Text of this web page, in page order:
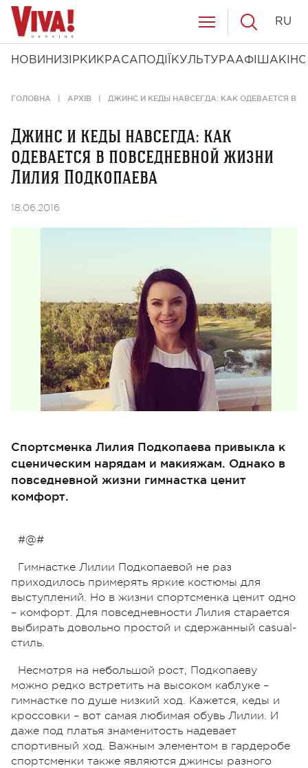
НОВИНИ ЗІРКИ КРАСА ПОДІЇ КУЛЬТУРААФІША КІНО
RU
ГОЛОВНА АРХІВ ДЖИНС И КЕДЫ НАВСЕГДА: КАК ОДЕВАЕТСЯ В
Джинс и кеды навсегда: как
одевается в повседневной жизни
Лилия Подкопаева
18.06.2016
Спортсменка Лилия Подкопаева привыкла к
сценическим нарядам и макияжам. Однако в
повседневной жизни гимнастка ценит
комфорт.
#@#
Гимнастке Лилии Подкопаевой не раз
приходилось примерять яркие костюмы для
выступлений. Но в жизни спортсменка ценит одно
– комфорт. Для повседневности Лилия старается
выбирать довольно простой и сдержанный casual-
стиль.
Несмотря на небольшой рост, Подкопаеву
можно редко встретить на высоком каблуке –
гимнастке по душе низкий ход. Кажется, кеды и
кроссовки – вот самая любимая обувь Лилии. И
даже под платья знаменитость надевает
спортивный ход. Важным элементом в гардеробе
спортсменки также являются джинсы разного